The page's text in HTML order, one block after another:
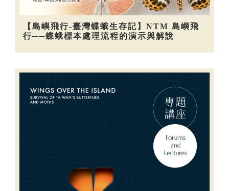
【島嶼飛行-臺灣蝶蛾生存記】NTM 島嶼飛
行──蝶蛾標本處理流程的演示與解說